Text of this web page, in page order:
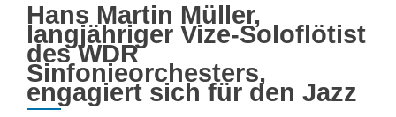
Hans Martin Müller,
langjähriger Vize-Soloflötist
des WDR
Sinfonieorchesters,
engagiert sich für den Jazz